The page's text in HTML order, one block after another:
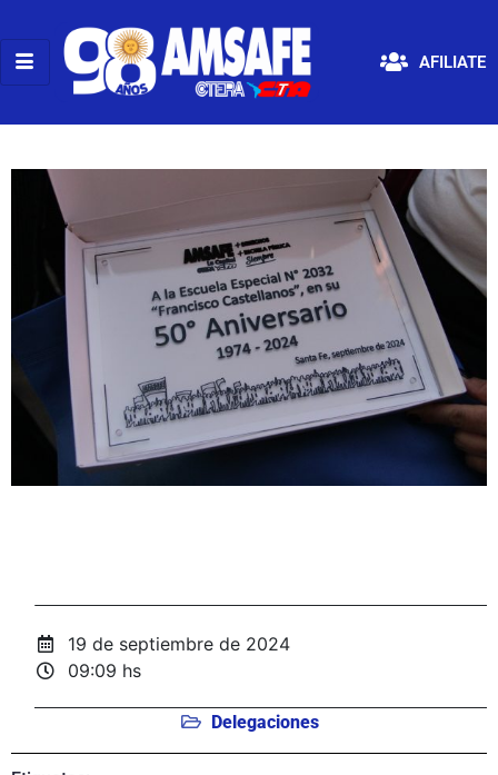
AFILIATE
19 de septiembre de 2024
09:09 hs
Delegaciones